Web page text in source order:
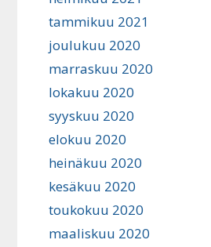
tammikuu 2021
joulukuu 2020
marraskuu 2020
lokakuu 2020
syyskuu 2020
elokuu 2020
heinäkuu 2020
kesäkuu 2020
toukokuu 2020
maaliskuu 2020